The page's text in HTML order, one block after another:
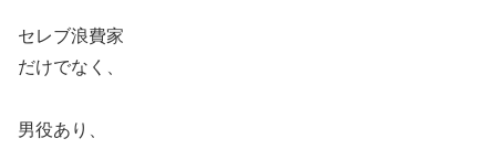
セレブ浪費家
だけでなく、
男役あり、